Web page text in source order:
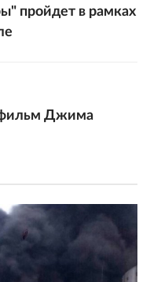
пройдет в рамках
фильм Джима